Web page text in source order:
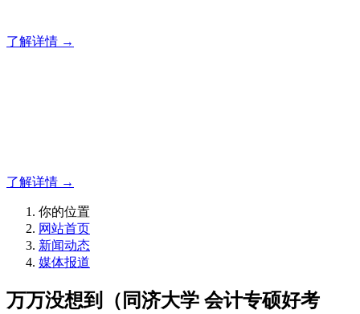
了解详情 →
了解详情 →
你的位置
网站首页
新闻动态
媒体报道
万万没想到（同济大学 会计专硕好考